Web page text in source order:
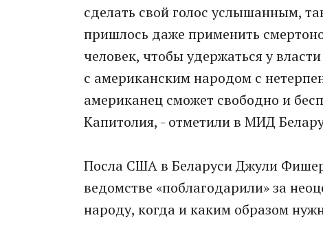
сделать свой голос услышанным,
пришлось даже применить
человек, чтобы удержаться у
с американским народом с
американец сможет свободно и
Капитолия, - отметили в МИД
Посла США в Беларуси Джули
ведомстве «поблагодарили» за
народу, когда и каким образом